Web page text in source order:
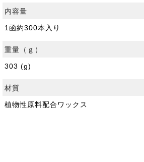
内容量
1函約300本入り
重量（ｇ）
303 (g)
材質
植物性原料配合ワックス